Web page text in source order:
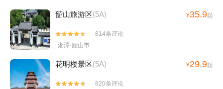
韶山旅游区(5A) ¥35.9起


814条评论
湘潭·韶山市
花明楼景区(5A) ¥29.9起


820条评论